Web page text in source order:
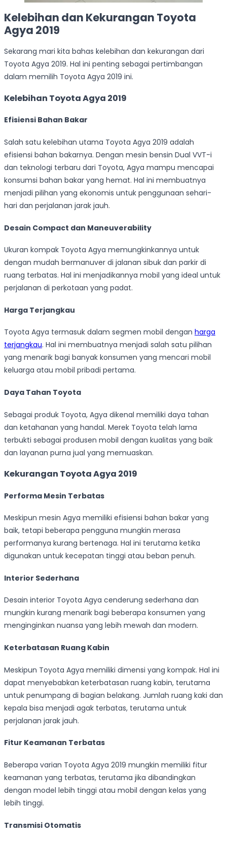
Kelebihan dan Kekurangan Toyota
Agya 2019
Sekarang mari kita bahas kelebihan dan kekurangan dari
Toyota Agya 2019. Hal ini penting sebagai pertimbangan
dalam memilih Toyota Agya 2019 ini.
Kelebihan Toyota Agya 2019
Efisiensi Bahan Bakar
Salah satu kelebihan utama Toyota Agya 2019 adalah
efisiensi bahan bakarnya. Dengan mesin bensin Dual VVT-i
dan teknologi terbaru dari Toyota, Agya mampu mencapai
konsumsi bahan bakar yang hemat. Hal ini membuatnya
menjadi pilihan yang ekonomis untuk penggunaan sehari-
hari dan perjalanan jarak jauh.
Desain Compact dan Maneuverability
Ukuran kompak Toyota Agya memungkinkannya untuk
dengan mudah bermanuver di jalanan sibuk dan parkir di
ruang terbatas. Hal ini menjadikannya mobil yang ideal untuk
perjalanan di perkotaan yang padat.
Harga Terjangkau
Toyota Agya termasuk dalam segmen mobil dengan harga
terjangkau. Hal ini membuatnya menjadi salah satu pilihan
yang menarik bagi banyak konsumen yang mencari mobil
keluarga atau mobil pribadi pertama.
Daya Tahan Toyota
Sebagai produk Toyota, Agya dikenal memiliki daya tahan
dan ketahanan yang handal. Merek Toyota telah lama
terbukti sebagai produsen mobil dengan kualitas yang baik
dan layanan purna jual yang memuaskan.
Kekurangan Toyota Agya 2019
Performa Mesin Terbatas
Meskipun mesin Agya memiliki efisiensi bahan bakar yang
baik, tetapi beberapa pengguna mungkin merasa
performanya kurang bertenaga. Hal ini terutama ketika
digunakan untuk kecepatan tinggi atau beban penuh.
Interior Sederhana
Desain interior Toyota Agya cenderung sederhana dan
mungkin kurang menarik bagi beberapa konsumen yang
menginginkan nuansa yang lebih mewah dan modern.
Keterbatasan Ruang Kabin
Meskipun Toyota Agya memiliki dimensi yang kompak. Hal ini
dapat menyebabkan keterbatasan ruang kabin, terutama
untuk penumpang di bagian belakang. Jumlah ruang kaki dan
kepala bisa menjadi agak terbatas, terutama untuk
perjalanan jarak jauh.
Fitur Keamanan Terbatas
Beberapa varian Toyota Agya 2019 mungkin memiliki fitur
keamanan yang terbatas, terutama jika dibandingkan
dengan model lebih tinggi atau mobil dengan kelas yang
lebih tinggi.
Transmisi Otomatis